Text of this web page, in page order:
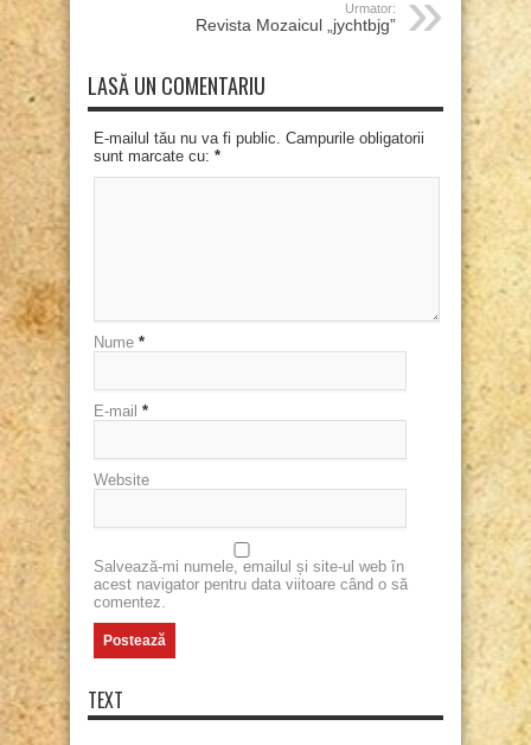
Urmator:
Revista Mozaicul „jychtbjg”
LASĂ UN COMENTARIU
E-mailul tău nu va fi public. Campurile obligatorii
sunt marcate cu: *
Nume *
E-mail *
Website
Salvează-mi numele, emailul și site-ul web în
acest navigator pentru data viitoare când o să
comentez.
TEXT